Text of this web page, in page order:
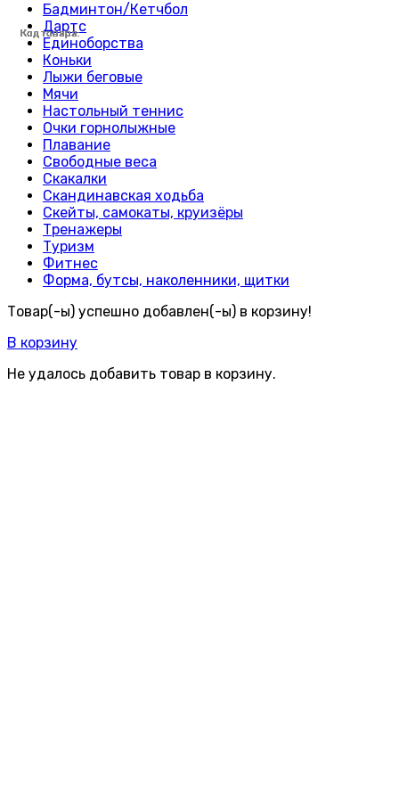
Код товара:
Код товара:
Код товара:
Код товара:
Код товара:
Код товара:
Код товара:
Код товара:
Код товара:
Код товара:
Код товара:
Код товара:
Код товара:
Код товара:
Код товара:
Код товара:
Код товара:
Код товара:
Код товара:
Код товара:
Код товара:
Код товара:
Код товара:
Код товара:
Бадминтон/Кетчбол
Дартс
Единоборства
Коньки
Лыжи беговые
Мячи
Настольный теннис
Очки горнолыжные
Плавание
Свободные веса
Скакалки
Скандинавская ходьба
Скейты, самокаты, круизёры
Тренажеры
Туризм
Фитнес
Форма, бутсы, наколенники, щитки
Товар(-ы) успешно добавлен(-ы) в корзину!
В корзину
Не удалось добавить товар в корзину.